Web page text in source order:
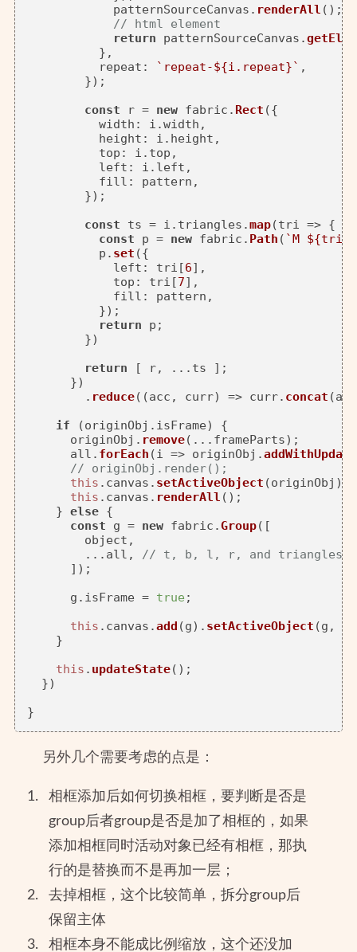
            patternSourceCanvas.
renderAll ();
// html element
return patternSourceCanvas.
          },
repeat : `repeat-${i.repeat}` ,
        });
const r = new fabric. Rect ({
width : i.width ,
height : i. height ,
top : i. top ,
left : i. left ,
fill : pattern,
        });
const ts = i. triangles .map(tri => {
const p = new fabric. Path ( `M ${tri[
          p.
set ({
left : tri[6],
top : tri[7],
fill : pattern,
          });
return p;
        })
return [ r, ...ts ];
      })
        .
reduce( (acc, curr) => curr. concat
if (originObj. isFrame) {
      originObj.
remove(...frameParts);
      all.
forEach ( i => originObj.addWithUpdate
// originObj.render();
this . canvas . setActiveObject (originObj);
this . canvas . renderAll ();
    }
else {
const g = new fabric.Group([
        object,
        ...all,
// t, b, l, r, and triangles
      ]);
      g.
isFrame = true ;
this . canvas .add (g). setActiveObject (g, {
    }
this . updateState();
  })
另外几个需要考虑的点是：
相框添加后如何切换相框，要判断是否是
group后者group是否是加了相框的，如果
添加相框同时活动对象已经有相框，那执
行的是替换而不是再加一层；
去掉相框，这个比较简单，拆分group后
保留主体
相框本身不能成比例缩放，这个还没加